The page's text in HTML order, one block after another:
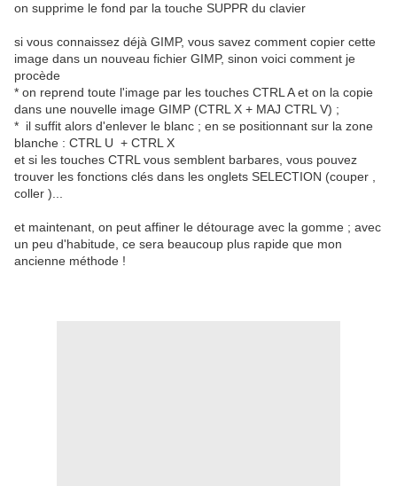
on supprime le fond par la touche SUPPR du clavier
si vous connaissez déjà GIMP, vous savez comment copier cette
image dans un nouveau fichier GIMP, sinon voici comment je
procède
* on reprend toute l'image par les touches CTRL A et on la copie
dans une nouvelle image GIMP (CTRL X + MAJ CTRL V) ;
* il suffit alors d'enlever le blanc ; en se positionnant sur la zone
blanche : CTRL U + CTRL X
et si les touches CTRL vous semblent barbares, vous pouvez
trouver les fonctions clés dans les onglets SELECTION (couper ,
coller )...
et maintenant, on peut affiner le détourage avec la gomme ; avec
un peu d'habitude, ce sera beaucoup plus rapide que mon
ancienne méthode !